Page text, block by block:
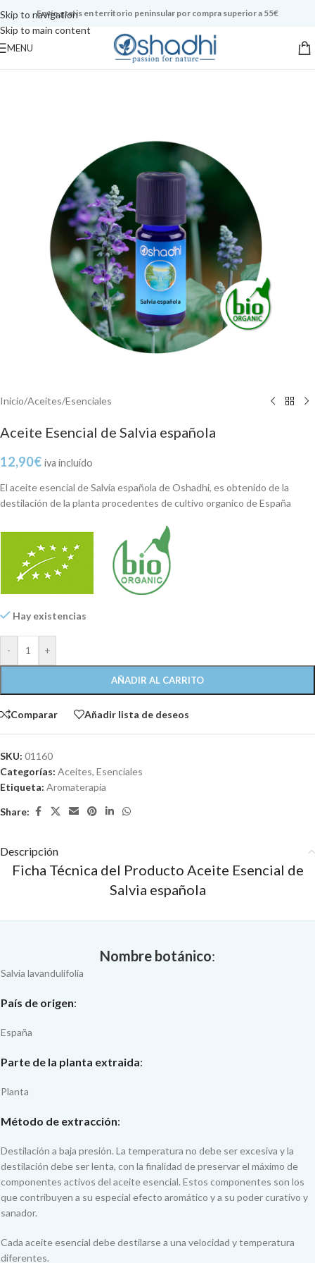
Skip to navigation
Skip to main content
Envío gratis en territorio peninsular por compra superior a 55€
MENU
Inicio/Aceites/Esenciales
Aceite Esencial de Salvia española
12,90€ iva incluido
El aceite esencial de Salvia española de Oshadhi, es obtenido de la
destilación de la planta procedentes de cultivo organico de España
Hay existencias
- +
AÑADIR AL CARRITO
Comparar Añadir lista de deseos
SKU: 01160
Categorías: Aceites, Esenciales
Etiqueta: Aromaterapia
Share:
Descripción
Ficha Técnica del Producto Aceite Esencial de
Salvia española
Nombre botánico:
Salvia lavandulifolia
País de origen:
España
Parte de la planta extraida:
Planta
Método de extracción:
Destilación a baja presión. La temperatura no debe ser excesiva y la
destilación debe ser lenta, con la finalidad de preservar el máximo de
componentes activos del aceite esencial. Estos componentes son los
que contribuyen a su especial efecto aromático y a su poder curativo y
sanador.
Cada aceite esencial debe destilarse a una velocidad y temperatura
diferentes.